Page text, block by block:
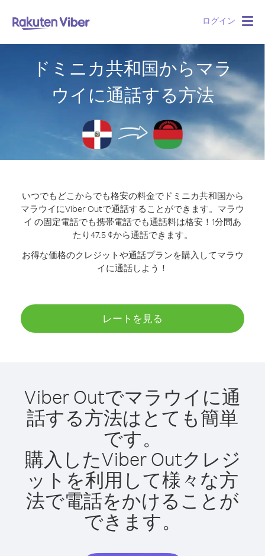
ログイン
ドミニカ共和国からマラ
ウイに通話する方法
いつでもどこからでも格安の料金でドミニカ共和国から
マラウイにViber Outで通話することができます。 マラウ
イ の固定電話でも携帯電話でも通話料は格安！1分間あ
たり47.5 ¢から通話できます。
お得な価格のクレジットや通話プランを購入してマラウ
イに通話しよう！
レートを見る
Viber Outでマラウイに通
話する方法はとても簡単
です。
購入したViber Outクレジ
ットを利用して様々な方
法で電話をかけることが
できます。